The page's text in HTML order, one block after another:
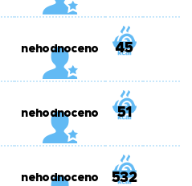
nehodnoceno 45
nehodnoceno 51
nehodnoceno 532